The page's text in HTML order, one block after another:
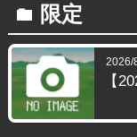
folder 限定
2026/
【